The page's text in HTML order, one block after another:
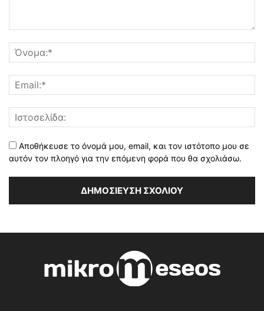
Αποθήκευσε το όνομά μου, email, και τον ιστότοπο μου σε
αυτόν τον πλοηγό για την επόμενη φορά που θα σχολιάσω.